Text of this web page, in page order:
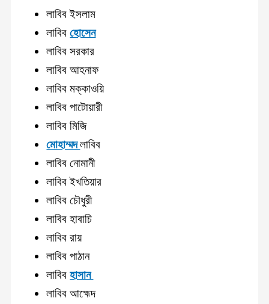
লাবিব ইসলাম
লাবিবহোসেন
লাবিব সরকার
লাবিব আহনাফ
লাবিব মক্কাওয়ি
লাবিব পাটোয়ারী
লাবিব মিজি
মোহাম্মদলাবিব
লাবিব নোমানী
লাবিব ইখতিয়ার
লাবিব চৌধুরী
লাবিব হাবাচি
লাবিব রায়
লাবিব পাঠান
লাবিবহাসান
লাবিব আহ্মেদ